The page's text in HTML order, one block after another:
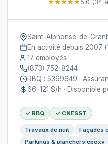
★★★★★5.0 (34
Saint-Alphonse-de-
En activité depuis 2007
17 employés
(873) 752-8244
RBQ : 5369649 ·
66–121 $/h · Disponible
✓ RBQ ✓ CNESST
Travaux de nuit
Façades
Parkings & planchers époxy